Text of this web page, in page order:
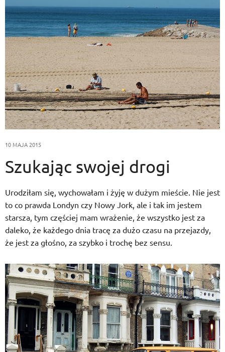
10 MAJA 2015
Szukając swojej drogi
Urodziłam się, wychowałam i żyję w dużym mieście. Nie jest
to co prawda Londyn czy Nowy Jork, ale i tak im jestem
starsza, tym częściej mam wrażenie, że wszystko jest za
daleko, że każdego dnia tracę za dużo czasu na przejazdy,
że jest za głośno, za szybko i trochę bez sensu.